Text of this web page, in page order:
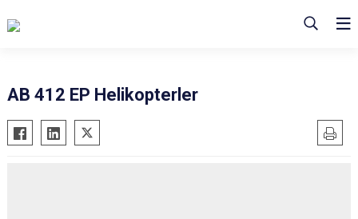
AB 412 EP Helikopterler